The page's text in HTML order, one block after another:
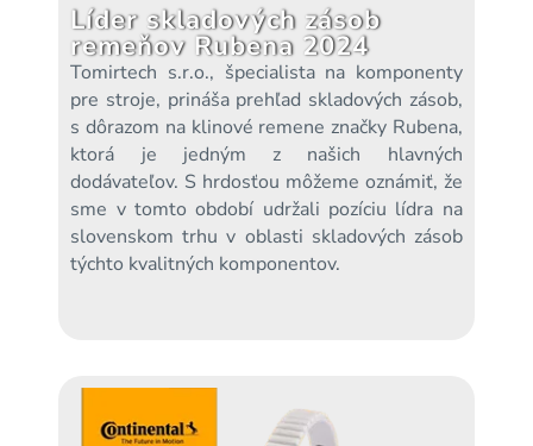
Líder skladových zásob
remeňov Rubena 2024
Tomirtech s.r.o., špecialista na komponenty
pre stroje, prináša prehľad skladových zásob,
s dôrazom na klinové remene značky Rubena,
ktorá je jedným z našich hlavných
dodávateľov. S hrdosťou môžeme oznámiť, že
sme v tomto období udržali pozíciu lídra na
slovenskom trhu v oblasti skladových zásob
týchto kvalitných komponentov.